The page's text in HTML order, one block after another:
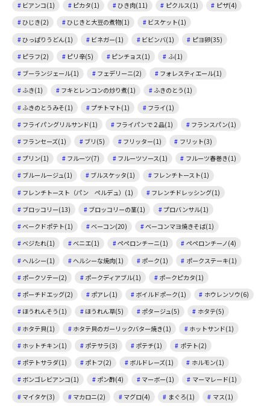
ビアンコ(1)
ピカタ(1) ひき肉(11) ピクルス(1)
ピザ(4)
ひじき(2)
ひじきと大豆の煮物(1)
ビスケット(1)
ひっぱりうどん(1)
ビネガー(1) ビビンバ(1)
ピヨ卵(35)
ピラフ(2)
ピリ辛(5) ピンチョス(1)
ふ(1)
ブーランジェール(1)
フェデリーニ(2)
フォレスティエール(1)
ふき(1)
フキとレンコンの炒り煮(1)
ふきのとう(1)
ふきのとうみそ(1)
プチトマト(1)
フライ(1)
フライパングリルサンド(1)
フライパンで２品(1)
フランスパン(1)
フランセーズ(1)
ブリ(5) フリッター(1)
フリット(3)
プリン(1)
フルーツ(7) フルーツソース(1)
フルーツ春巻き(1)
ブルールージュ(1)
ブルスケッタ(1)
フレンチトースト(1)
フレンチトースト（パン ペルデュ）(1)
フレンチドレッシング(1)
ブロッコリー(13)
ブロッコリーの茎(1)
プロバンサル(1)
ベークドポテト(1)
ベーコン(20)
ベーコンマヨ焼きそば(1)
ベジたれ(1)
ベニエ(1) ペペロンチーニ(1)
ペペロンチーノ(4)
ヘルシー(1)
ヘルシーな焼肉(1) ポーク(1)
ポークステーキ(1)
ポークソテー(2)
ポークディアブル(1)
ポークピカタ(1)
ポーチドエッグ(2)
ポアレ(1) ボイルドポーク(1)
ホウレンソウ(6)
ほうれんそう(1)
ほうれん草(5) ポタージュ(5)
ホタテ(5)
ホタテ貝(1)
ホタテ貝のガーリックバター焼き(1)
ホットサンド(1)
ホットチキン(1)
ポテサラ(3) ポテチ(1)
ポテト(2)
ポテトサラダ(1)
ポトフ(2) ボルドレーズ(1)
ホルモン(1)
ボンゴレビアンコ(1)
ポン酢(4) マーボー(1)
マーマレード(1)
マイタケ(3)
マカロニ(2) マグロ(4) まぐろ(1)
マス(1)